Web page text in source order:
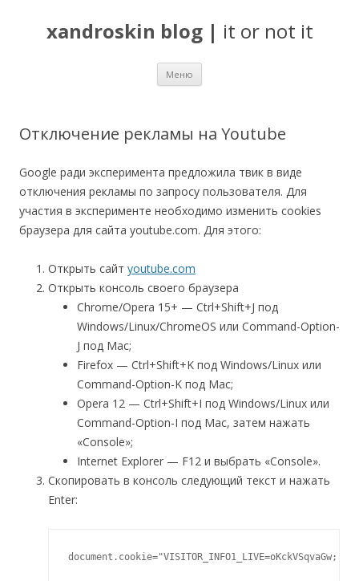
xandroskin blog| it or not it
Меню
Отключение рекламы на Youtube
Google ради эксперимента предложила твик в виде
отключения рекламы по запросу пользователя. Для
участия в эксперименте необходимо изменить cookies
браузера для сайта youtube.com. Для этого:
Открыть сайт youtube.com
Открыть консоль своего браузера
Chrome/Opera 15+ — Ctrl+Shift+J под
Windows/Linux/ChromeOS или Command-Option-
J под Mac;
Firefox — Ctrl+Shift+K под Windows/Linux или
Command-Option-K под Mac;
Opera 12 — Ctrl+Shift+I под Windows/Linux или
Command-Option-I под Mac, затем нажать
«Console»;
Internet Explorer — F12 и выбрать «Console».
Скопировать в консоль следующий текст и нажать
Enter: